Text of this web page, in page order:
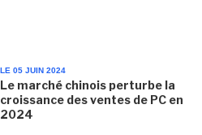
LE 05 JUIN 2024
Le marché chinois perturbe la
croissance des ventes de PC en
2024